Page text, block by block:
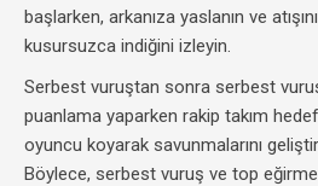
başlarken, arkanıza yaslanın ve
kusursuzca indiğini izleyin.
Serbest vuruştan sonra serbest
puanlama yaparken rakip takım
oyuncu koyarak savunmalarını
Böylece, serbest vuruş ve top